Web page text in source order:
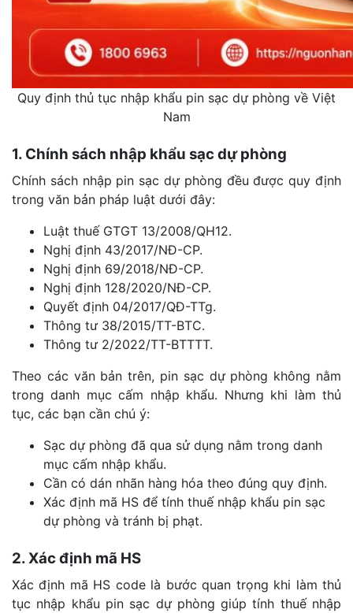
Quy định thủ tục nhập khẩu pin sạc dự phòng về Việt
Nam
1. Chính sách nhập khẩu sạc dự phòng
Chính sách nhập pin sạc dự phòng đều được quy định
trong văn bản pháp luật dưới đây:
Luật thuế GTGT 13/2008/QH12.
Nghị định 43/2017/NĐ-CP.
Nghị định 69/2018/NĐ-CP.
Nghị định 128/2020/NĐ-CP.
Quyết định 04/2017/QĐ-TTg.
Thông tư 38/2015/TT-BTC.
Thông tư 2/2022/TT-BTTTT.
Theo các văn bản trên, pin sạc dự phòng không nằm
trong danh mục cấm nhập khẩu. Nhưng khi làm thủ
tục, các bạn cần chú ý:
Sạc dự phòng đã qua sử dụng nằm trong danh
mục cấm nhập khẩu.
Cần có dán nhãn hàng hóa theo đúng quy định.
Xác định mã HS để tính thuế nhập khẩu pin sạc
dự phòng và tránh bị phạt.
2. Xác định mã HS
Xác định mã HS code là bước quan trọng khi làm thủ
tục nhập khẩu pin sạc dự phòng giúp tính thuế nhập